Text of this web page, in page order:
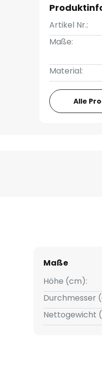
Artikel Nr.:
Maße:
Material:
Alle
Maße
Höhe (cm):
Durchmesser
Nettogewicht